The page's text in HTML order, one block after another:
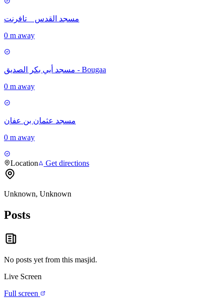
مسجد القدس _ تافرنت
0 m away
مسجد أبي بكر الصديق - Bougaa
0 m away
مسجد عثمان بن عفان
0 m away
Location Get directions
Unknown, Unknown
Posts
No posts yet from this masjid.
Live Screen
Full screen